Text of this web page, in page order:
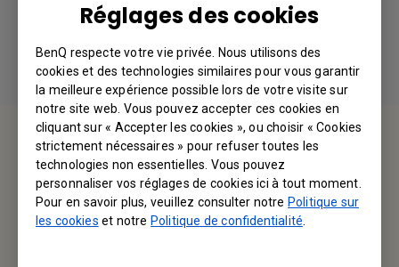
Réglages des cookies
BenQ respecte votre vie privée. Nous utilisons des
cookies et des technologies similaires pour vous garantir
la meilleure expérience possible lors de votre visite sur
notre site web. Vous pouvez accepter ces cookies en
cliquant sur « Accepter les cookies », ou choisir « Cookies
strictement nécessaires » pour refuser toutes les
technologies non essentielles. Vous pouvez
personnaliser vos réglages de cookies ici à tout moment.
Pour en savoir plus, veuillez consulter notre Politique sur
les cookies et notre Politique de confidentialité
Service d'assistance
Nous aimerions avoir de vos nouvelles.
Contactez-nous